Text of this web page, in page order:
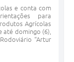
e conta com
para
Agrícolas
até domingo (6),
“Artur